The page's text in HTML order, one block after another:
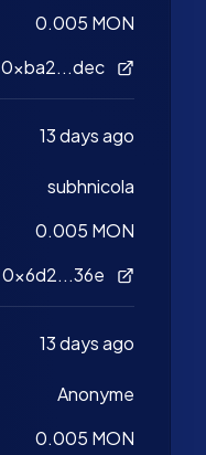
0.005 MON
0xba2...dec
13 days ago
subhnicola
0.005 MON
0x6d2...36e
13 days ago
Anonyme
0.005 MON